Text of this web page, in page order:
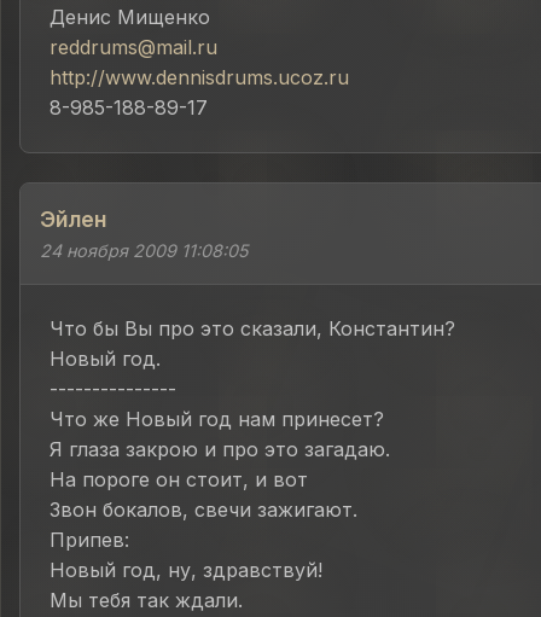
Денис Мищенко
reddrums@mail.ru
http://www.dennisdrums.ucoz.ru
8-985-188-89-17
Эйлен
24 ноября 2009 11:08:05
Что бы Вы про это сказали, Константин?
Новый год.
---------------
Что же Новый год нам принесет?
Я глаза закрою и про это загадаю.
На пороге он стоит, и вот
Звон бокалов, свечи зажигают.
Припев:
Новый год, ну, здравствуй!
Мы тебя так ждали.